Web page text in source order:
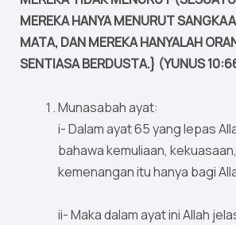
MEREKA HANYA MENURUT
MATA, DAN MEREKA HANYALAH
SENTIASA BERDUSTA.} (YUNUS
Munasabah ayat:
i- Dalam ayat 65 yang lepas
bahawa kemuliaan,
kemenangan itu hanya bagi
ii- Maka dalam ayat ini Allah